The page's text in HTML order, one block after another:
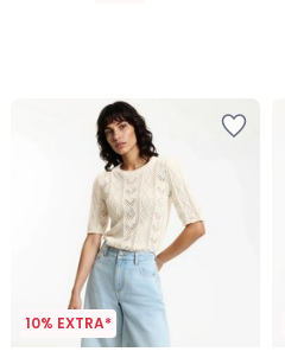
10% EXTRA*